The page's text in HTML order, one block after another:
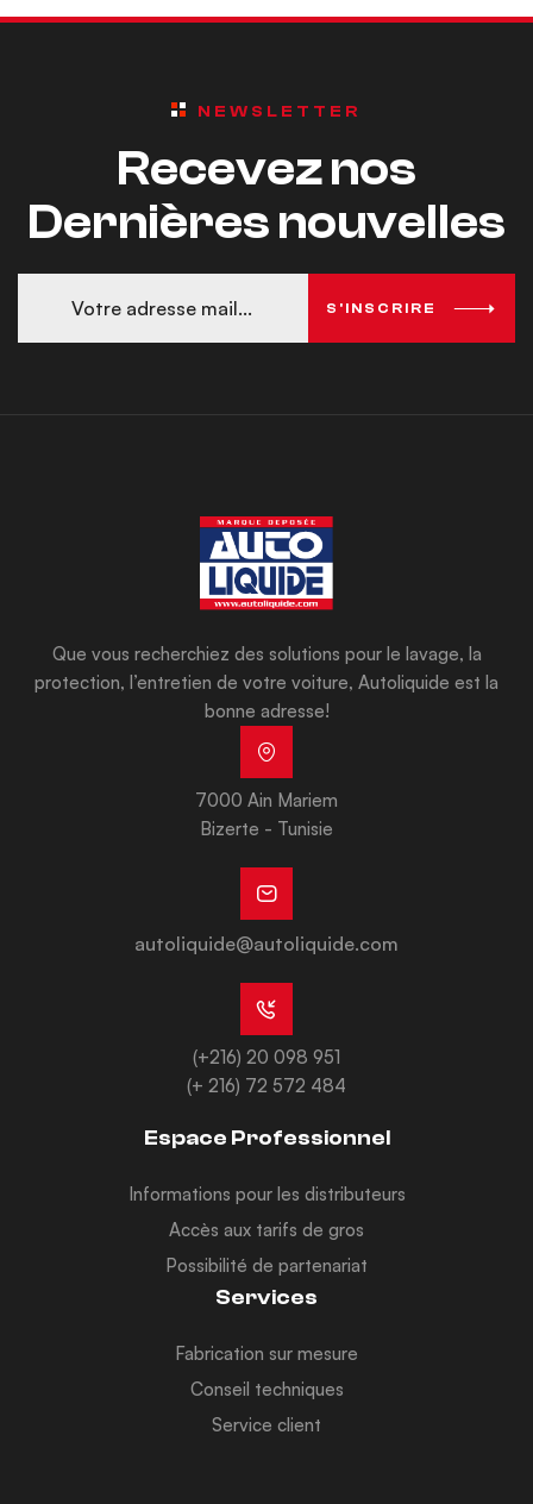
NEWSLETTER
Recevez nos
Dernières nouvelles
S'INSCRIRE
Que vous recherchiez des solutions pour le lavage, la
protection, l’entretien de votre voiture, Autoliquide est la
bonne adresse!
7000 Ain Mariem
Bizerte - Tunisie
autoliquide@autoliquide.com
(+216) 20 098 951
(+ 216) 72 572 484
Espace Professionnel
Informations pour les distributeurs
Accès aux tarifs de gros
Possibilité de partenariat
Services
Fabrication sur mesure
Conseil techniques
Service client